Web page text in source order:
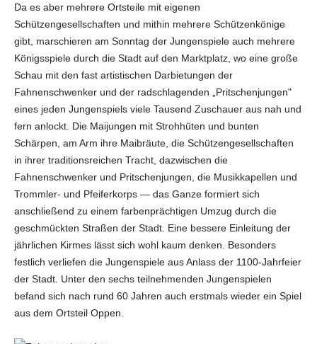
Da es aber mehrere Ortsteile mit eigenen
Schützengesellschaften und mithin mehrere Schützenkönige
gibt, marschieren am Sonntag der Jungenspiele auch mehrere
Königsspiele durch die Stadt auf den Marktplatz, wo eine große
Schau mit den fast artistischen Darbietungen der
Fahnenschwenker und der radschlagenden „Pritschenjungen"
eines jeden Jungenspiels viele Tausend Zuschauer aus nah und
fern anlockt. Die Maijungen mit Strohhüten und bunten
Schärpen, am Arm ihre Maibräute, die Schützengesellschaften
in ihrer traditionsreichen Tracht, dazwischen die
Fahnenschwenker und Pritschenjungen, die Musikkapellen und
Trommler- und Pfeiferkorps — das Ganze formiert sich
anschließend zu einem farbenprächtigen Umzug durch die
geschmückten Straßen der Stadt. Eine bessere Einleitung der
jährlichen Kirmes lässt sich wohl kaum denken. Besonders
festlich verliefen die Jungenspiele aus Anlass der 1100-Jahrfeier
der Stadt. Unter den sechs teilnehmenden Jungenspielen
befand sich nach rund 60 Jahren auch erstmals wieder ein Spiel
aus dem Ortsteil Oppen.